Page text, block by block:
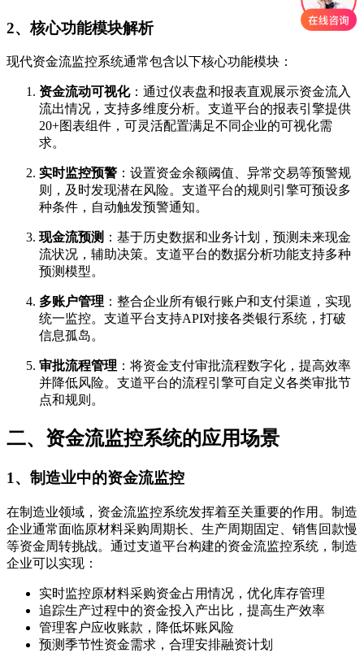
2、核心功能模块解析
现代资金流监控系统通常包含以下核心功能模块：
资金流动可视化：通过仪表盘和报表直观展示资金流入
流出情况，支持多维度分析。支道平台的报表引擎提供
20+图表组件，可灵活配置满足不同企业的可视化需
求。
实时监控预警 ：设置资金余额阈值、异常交易等预警规
则，及时发现潜在风险。支道平台的规则引擎可预设多
种条件，自动触发预警通知。
现金流预测 ：基于历史数据和业务计划，预测未来现金
流状况，辅助决策。支道平台的数据分析功能支持多种
预测模型。
多账户管理 ：整合企业所有银行账户和支付渠道，实现
统一监控。支道平台支持API对接各类银行系统，打破
信息孤岛。
审批流程管理 ：将资金支付审批流程数字化，提高效率
并降低风险。支道平台的流程引擎可自定义各类审批节
点和规则。
二、资金流监控系统的应用场景
1、制造业中的资金流监控
在制造业领域，资金流监控系统发挥着至关重要的作用。制造
企业通常面临原材料采购周期长、生产周期固定、销售回款慢
等资金周转挑战。通过支道平台构建的资金流监控系统，制造
企业可以实现：
实时监控原材料采购资金占用情况，优化库存管理
追踪生产过程中的资金投入产出比，提高生产效率
管理客户应收账款，降低坏账风险
预测季节性资金需求，合理安排融资计划